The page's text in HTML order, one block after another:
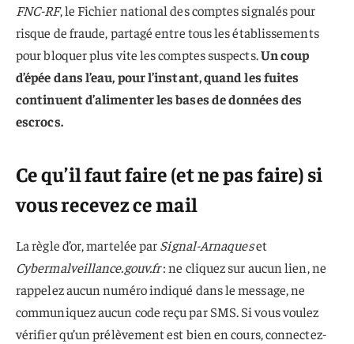
FNC-RF, le Fichier national des comptes signalés pour
risque de fraude, partagé entre tous les établissements
pour bloquer plus vite les comptes suspects.Un coup
d’épée dans l’eau, pour l’instant, quand les fuites
continuent d’alimenter les bases de données des
escrocs.
Ce qu’il faut faire (et ne pas faire) si
vous recevez ce mail
La règle d’or, martelée parSignal-Arnaqueset
Cybermalveillance.gouv.fr: ne cliquez sur aucun lien, ne
rappelez aucun numéro indiqué dans le message, ne
communiquez aucun code reçu par SMS. Si vous voulez
vérifier qu’un prélèvement est bien en cours, connectez-